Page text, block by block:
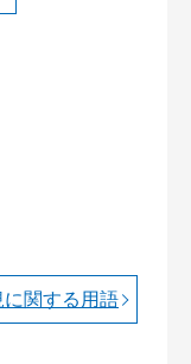
に関する用語